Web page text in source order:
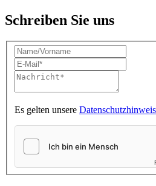
Schreiben Sie uns
Es gelten unsere